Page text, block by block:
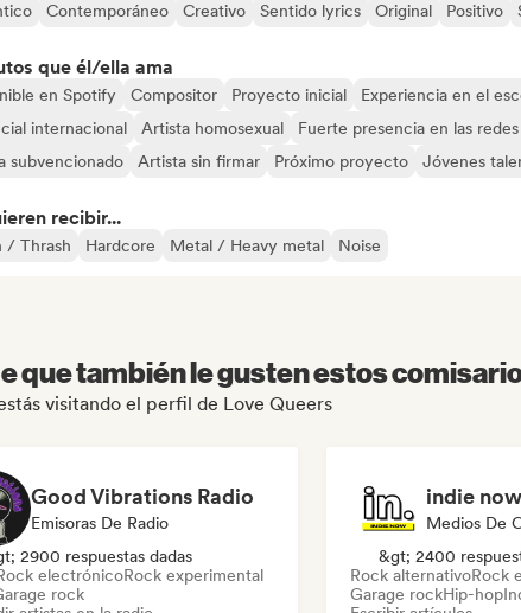
Contemporáneo Creativo Sentido lyrics Original Positivo
que él/ella ama
en Spotify Compositor Proyecto inicial
Experiencia en el
internacional
Artista homosexual
Fuerte presencia en las
subvencionado
Artista sin firmar Próximo proyecto Jóvenes
recibir...
/ Thrash Hardcore Metal / Heavy metal Noise
que también le gusten estos
visitando el perfil de Love Queers
Good Vibrations Radio
Emisoras De Radio
2900 respuestas dadas
electrónicoRock experimental
rock
indie now
&gt; 2400
Rock alternativoRock
Garage rockHip-hop